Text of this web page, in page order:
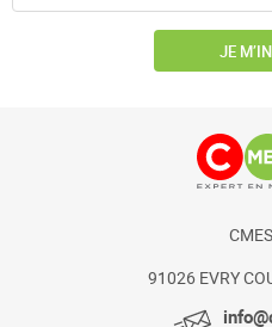
JE
91026 EVRY